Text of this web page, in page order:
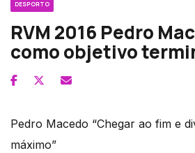
DESPORTO
RVM 2016 Pedro
como objetivo
Pedro Macedo “Chegar ao fim e
máximo”